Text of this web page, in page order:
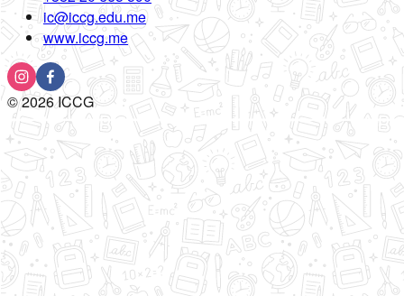
ic@iccg.edu.me
www.iccg.me
©2026ICCG